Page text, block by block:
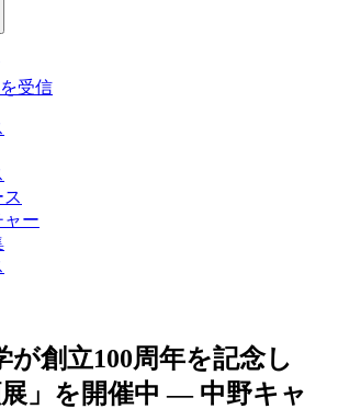
受信
ャー
が創立100周年を記念し
展」を開催中 — 中野キャ